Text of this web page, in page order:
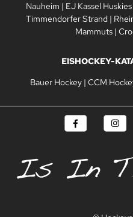
Nauheim | EJ Kassel Huskies
Timmendorfer Strand |
Mammuts|
EISHOCKEY-
Bauer Hockey| CCM